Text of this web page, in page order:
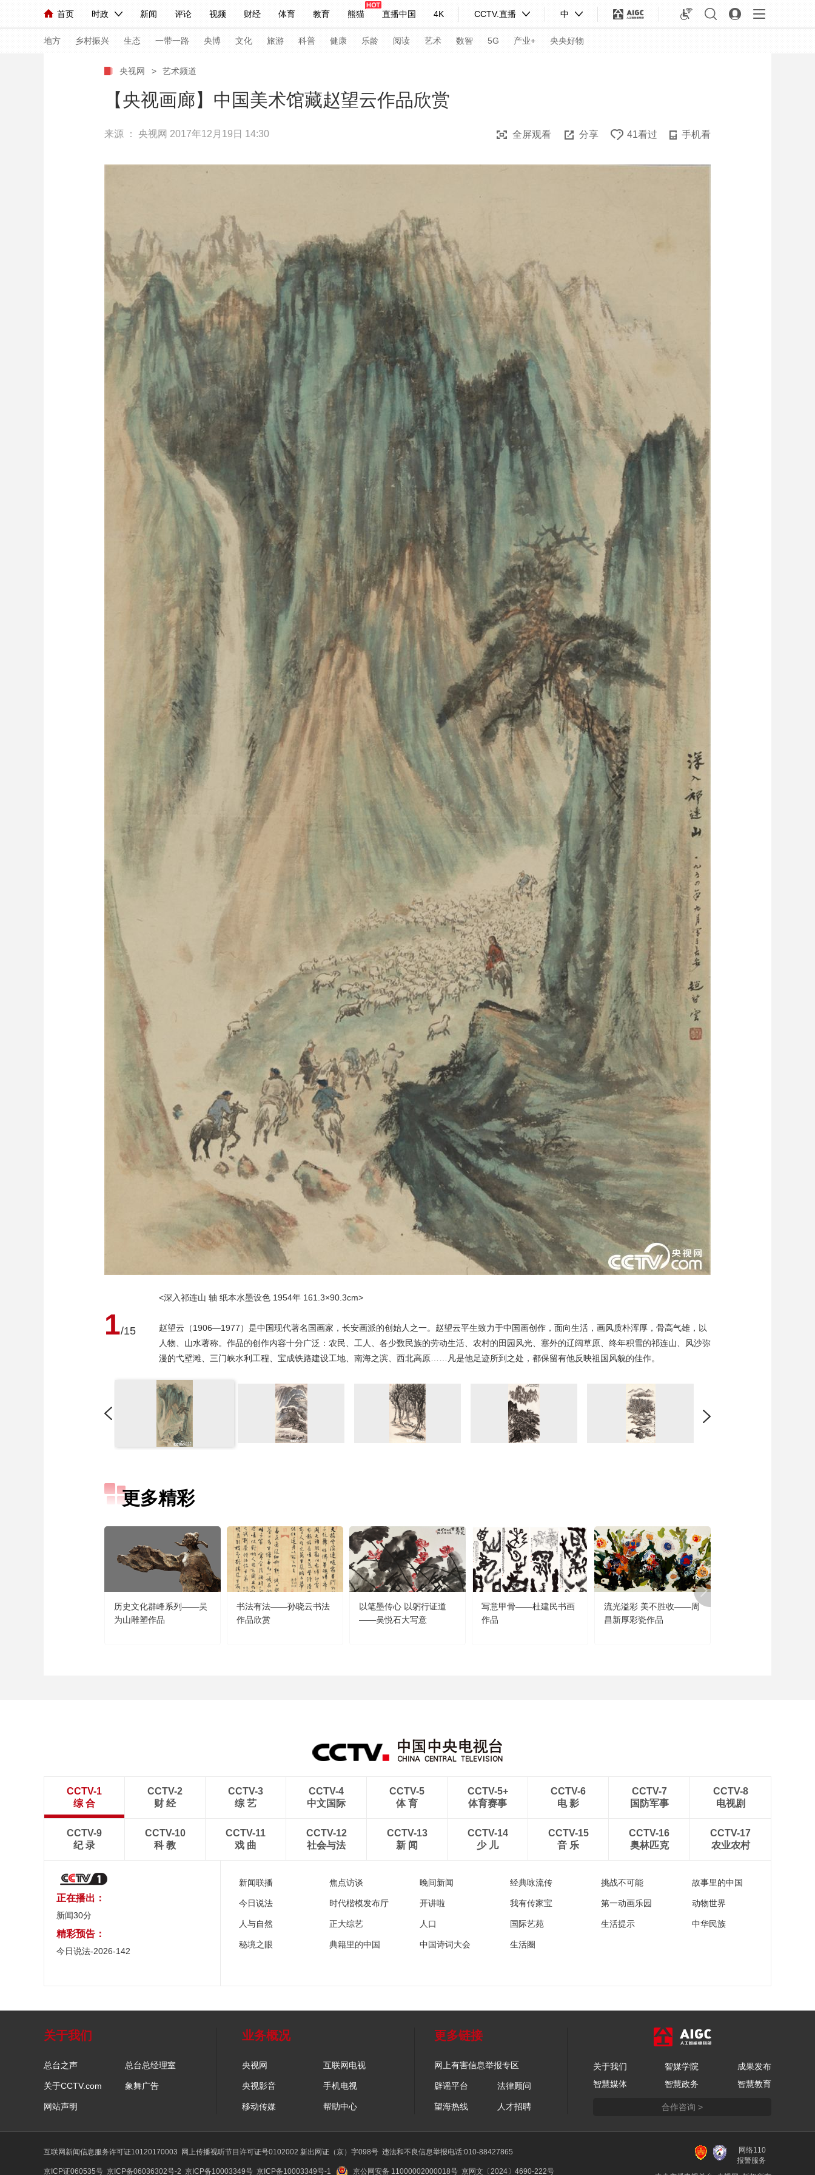
首页 时政 新闻 评论 视频 财经 体育 教育 熊猫 直播中国 4K CCTV.直播 中
人民领袖习近平 联播+ 中国领导人 央视快评 习式妙语 热解读 天天学习
直播 栏目大全 节目单 听音 微视频 主持人 下载央视影音
海外频道 iPanda English Монгол
地方 乡村振兴 生态 一带一路 央博 文化 旅游 科普 健康 乐龄 阅读 艺术 数智 5G 产业+ 央央好物
国内 国际 评论 经济 军事
人生第二次
直播 竞猜 2026年世界杯 2026年冬奥会 CBA NBA 中超 国足 国际足球
CCTV奥林匹克频道 生活体育大会 体育江湖 文化体育 冰雪道路 足球道路
乡村振兴 生态环境 一带一路 央博 非遗 文化 旅游 科普 健康 乐龄 阅读 艺术 汽车
大国展会 大国保险 云顶对话 云起 超级工厂 智敬中国 全民健康 颜选攻略 海洋 才艺
节目单 栏目 片库 收视榜 总台企业白名单
央视网 > 艺术频道
【央视画廊】中国美术馆藏赵望云作品欣赏
来源 ： 央视网 2017年12月19日 14:30 全屏观看 分享 41看过 手机看
1/15
<深入祁连山 轴 纸本水墨设色 1954年 161.3×90.3cm>
赵望云（1906—1977）是中国现代著名国画家，长安画派的创始人之一。赵望云平生致力于中国画创作，面向生活，画风质朴浑厚，骨高气雄，以
人物、山水著称。作品的创作内容十分广泛：农民、工人、各少数民族的劳动生活、农村的田园风光、塞外的辽阔草原、终年积雪的祁连山、风沙弥
漫的弋壁滩、三门峡水利工程、宝成铁路建设工地、南海之滨、西北高原……凡是他足迹所到之处，都保留有他反映祖国风貌的佳作。
更多精彩
历史文化群峰系列——吴
为山雕塑作品
书法有法——孙晓云书法
作品欣赏
以笔墨传心 以躬行证道
——吴悦石大写意
写意甲骨——杜建民书画
作品
流光溢彩 美不胜收——周
昌新厚彩瓷作品
CCTV-1
综 合
CCTV-2
财 经
CCTV-3
综 艺
CCTV-4
中文国际
CCTV-5
体 育
CCTV-5+
体育赛事
CCTV-6
电 影
CCTV-7
国防军事
CCTV-8
电视剧
CCTV-9
纪 录
CCTV-10
科 教
CCTV-11
戏 曲
CCTV-12
社会与法
CCTV-13
新 闻
CCTV-14
少 儿
CCTV-15
音 乐
CCTV-16
奥林匹克
CCTV-17
农业农村
正在播出：
新闻30分
精彩预告：
今日说法-2026-142
新闻联播 焦点访谈 晚间新闻 经典咏流传 挑战不可能 故事里的中国
今日说法 时代楷模发布厅 开讲啦 我有传家宝 第一动画乐园 动物世界
人与自然 正大综艺 人口 国际艺苑 生活提示 中华民族
秘境之眼 典籍里的中国 中国诗词大会 生活圈
关于我们
总台之声 总台总经理室
关于CCTV.com 象舞广告
网站声明
业务概况
央视网 互联网电视
央视影音 手机电视
移动传媒 帮助中心
更多链接
网上有害信息举报专区
辟谣平台 法律顾问
望海热线 人才招聘
关于我们 智媒学院
成果发布
智慧媒体
智慧政务 智慧教育
合作咨询 >
互联网新闻信息服务许可证10120170003 网上传播视听节目许可证号0102002 新出网证（京）字098号 违法和不良信息举报电话:010-88427865
京ICP证060535号 京ICP备06036302号-2 京ICP备10003349号 京ICP备10003349号-1 京公网安备 11000002000018号 京网文〔2024〕4690-222号
网络110
报警服务